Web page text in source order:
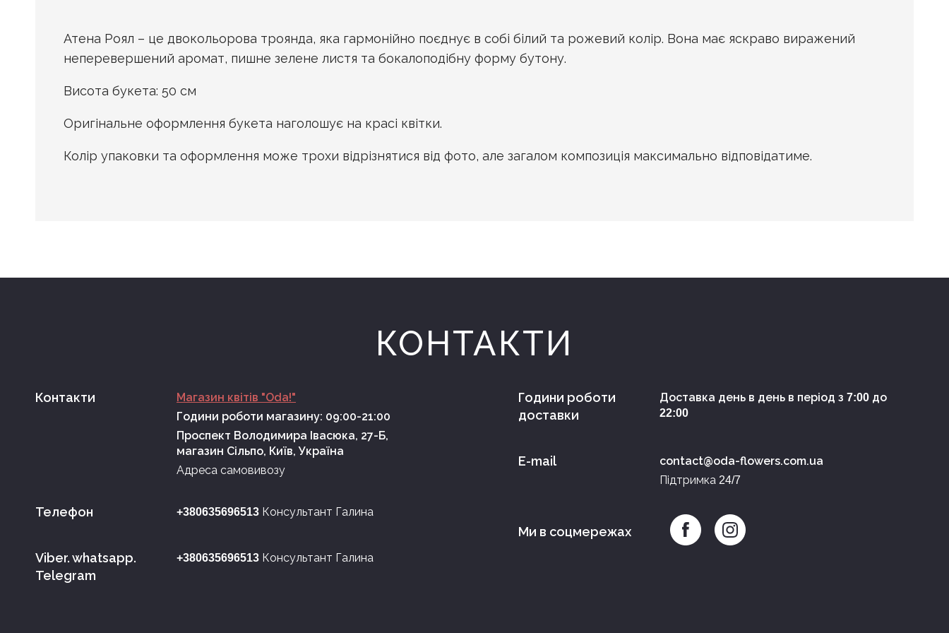
Атена Роял – це двокольорова троянда, яка гармонійно поєднує в собі білий та рожевий колір. Вона має яскраво виражений
неперевершений аромат, пишне зелене листя та бокалоподібну форму бутону.
Висота букета: 50 см
Оригінальне оформлення букета наголошує на красі квітки.
Колір упаковки та оформлення може трохи відрізнятися від фото, але загалом композиція максимально відповідатиме.
КОНТАКТИ
Контакти
Магазин квітів "Oda!"
Години роботи магазину: 09:00-21:00
Проспект Володимира Івасюка, 27-Б,
магазин Сільпо, Київ, Україна
Адреса самовивозу
Телефон +380635696513 Консультант Галина
Viber. whatsapp.
Telegram
+380635696513 Консультант Галина
Години роботи
доставки
Доставка день в день в період з7:00 до
22:00
E-mail
contact@oda-flowers.com.ua
Підтримка24/7
Ми в соцмережах